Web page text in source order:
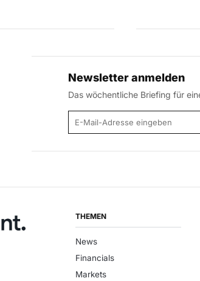
Newsletter anmelden
Das wöchentliche Briefing für
E-Mail-Adresse
THEMEN
News
Financials
Markets